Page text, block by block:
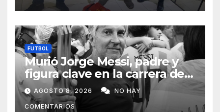
FUTBOL
Murió Jorge Messi, padre y
figura clave en la carrera de
Lionel Messi
AGOSTO 8, 2026 NO HAY
COMENTARIOS